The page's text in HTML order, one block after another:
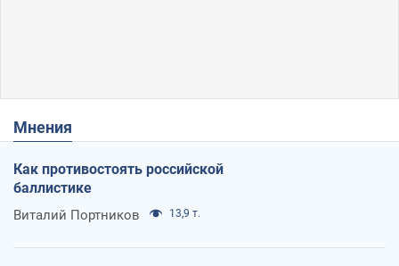
Мнения
Как противостоять российской
баллистике
Виталий Портников 13,9 т.